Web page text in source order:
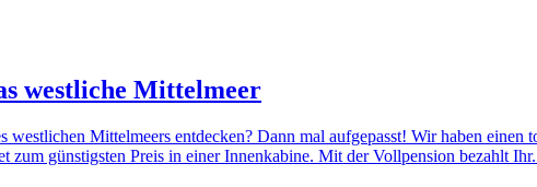
westliche Mittelmeer
westlichen Mittelmeers entdecken? Dann mal aufgepasst! Wir haben
zum günstigsten Preis in einer Innenkabine. Mit der Vollpension bezahlt